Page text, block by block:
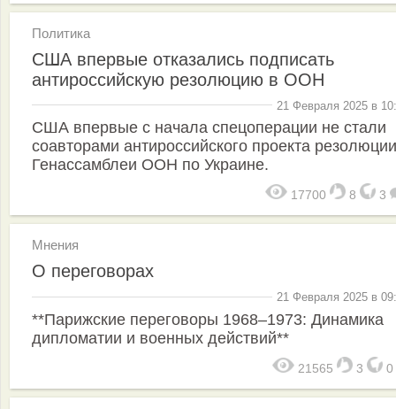
Политика
США впервые отказались подписать
антироссийскую резолюцию в ООН
21 Февраля 2025 в
США впервые с начала спецоперации не стали
соавторами антироссийского проекта резолюции
Генассамблеи ООН по Украине.
17700 8 3
Мнения
О переговорах
21 Февраля 2025 в
**Парижские переговоры 1968–1973: Динамика
дипломатии и военных действий**
21565 3 0